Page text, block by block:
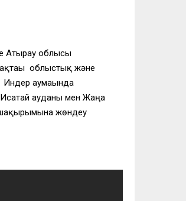
Атырау облысы
облыстық және
аумағында
ауданы мен Жаңа
жөндеу